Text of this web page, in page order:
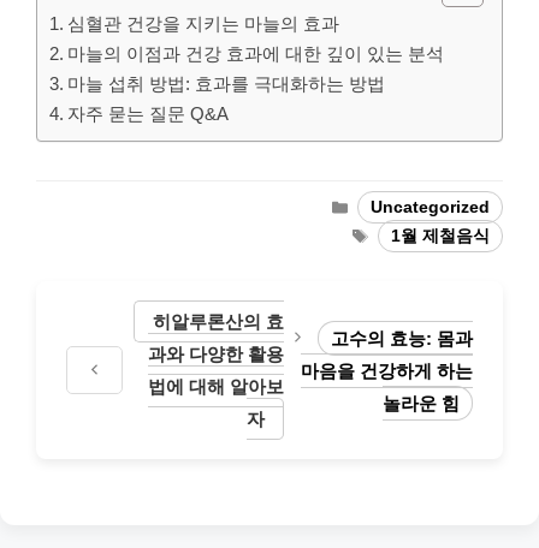
심혈관 건강을 지키는 마늘의 효과
마늘의 이점과 건강 효과에 대한 깊이 있는 분석
마늘 섭취 방법: 효과를 극대화하는 방법
자주 묻는 질문 Q&A
Categories
Uncategorized
Tags
1월 제철음식
히알루론산의 효
과와 다양한 활용
법에 대해 알아보
자
고수의 효능: 몸과
마음을 건강하게 하는
놀라운 힘